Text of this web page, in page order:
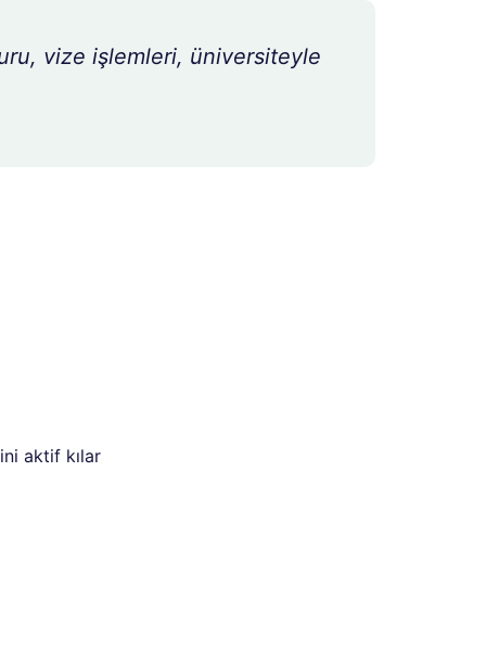
vize işlemleri, üniversiteyle
aktif kılar